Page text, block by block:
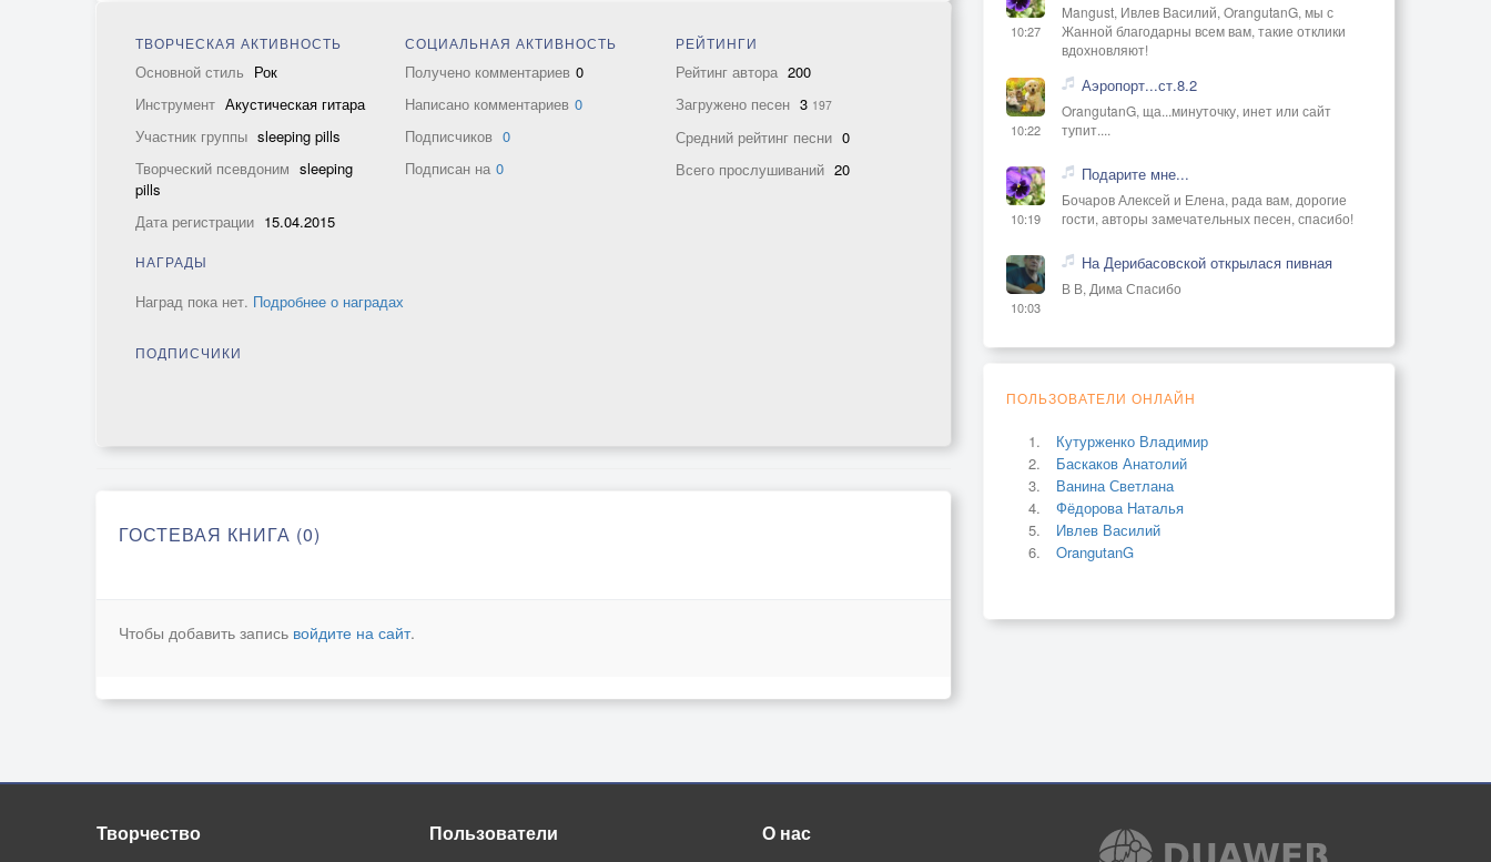
ТВОРЧЕСКАЯ АКТИВНОСТЬ
Основной стиль Рок
Инструмент Акустическая гитара
Участник группы sleeping pills
Творческий псевдоним sleeping
pills
Дата регистрации 15.04.2015
СОЦИАЛЬНАЯ АКТИВНОСТЬ
Получено комментариев 0
Написано комментариев 0
Подписчиков 0
Подписан на 0
РЕЙТИНГИ
Рейтинг автора 200
Загружено песен 3 197
Средний рейтинг песни 0
Всего прослушиваний 20
НАГРАДЫ
Наград пока нет. Подробнее о наградах
ПОДПИСЧИКИ
ГОСТЕВАЯ КНИГА (0)
Чтобы добавить запись войдите на сайт.
10:27
Mangust, Ивлев Василий, OrangutanG, мы с
Жанной благодарны всем вам, такие отклики
вдохновляют!
10:22
Аэропорт...ст.8.2
OrangutanG, ща...минуточку, инет или сайт
тупит....
10:19
Подарите мне...
Бочаров Алексей и Елена, рада вам, дорогие
гости, авторы замечательных песен, спасибо!
10:03
На Дерибасовской открылася пивная
В В, Дима Спасибо
ПОЛЬЗОВАТЕЛИ ОНЛАЙН
Кутурженко Владимир
Баскаков Анатолий
Ванина Светлана
Фёдорова Наталья
Ивлев Василий
OrangutanG
Творчество Пользователи О нас